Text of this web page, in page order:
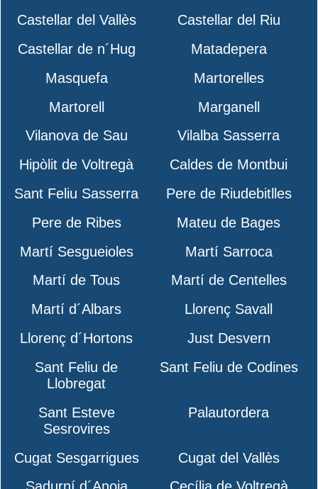
Castellar del Vallès
Castellar del Riu
Castellar de n´Hug
Matadepera
Masquefa
Martorelles
Martorell
Marganell
Vilanova de Sau
Vilalba Sasserra
Hipòlit de Voltregà
Caldes de Montbui
Sant Feliu Sasserra
Pere de Riudebitlles
Pere de Ribes
Mateu de Bages
Martí Sesgueioles
Martí Sarroca
Martí de Tous
Martí de Centelles
Martí d´Albars
Llorenç Savall
Llorenç d´Hortons
Just Desvern
Sant Feliu de
Llobregat
Sant Feliu de Codines
Sant Esteve
Sesrovires
Palautordera
Cugat Sesgarrigues
Cugat del Vallès